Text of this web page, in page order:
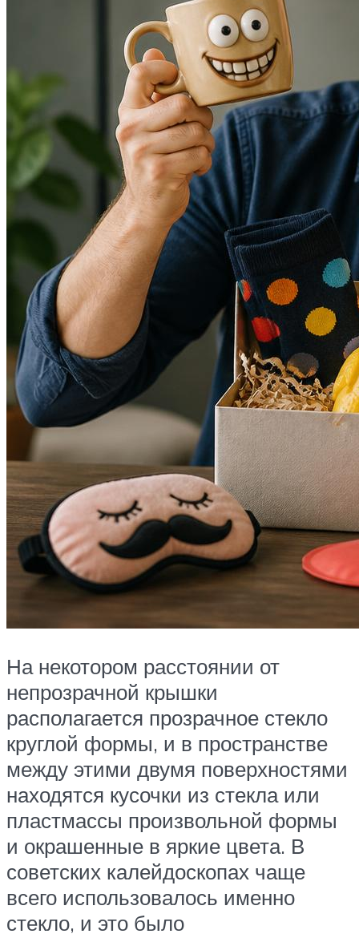
На некотором расстоянии от
непрозрачной крышки
располагается прозрачное стекло
круглой формы, и в пространстве
между этими двумя поверхностями
находятся кусочки из стекла или
пластмассы произвольной формы
и окрашенные в яркие цвета. В
советских калейдоскопах чаще
всего использовалось именно
стекло, и это было